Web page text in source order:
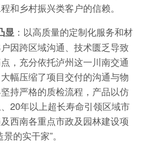
和乡村振兴类客户的信赖。
显 ：以高质量的定制化服务和材
因跨区域沟通、技术匮乏导致
，充分依托泸州这一川南交通
幅压缩了项目交付的沟通与物
持严格的质检流程，产品以仿
20年以上超长寿命引领区域市
西南各重点市政及园林建设项
的实干家”。